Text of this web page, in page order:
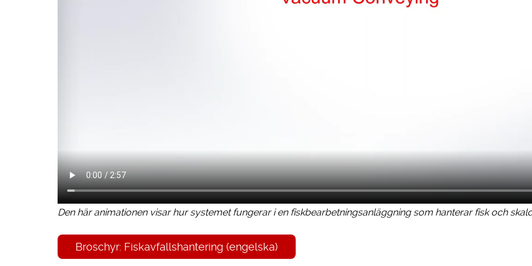
Den här animationen visar hur systemet fungerar i en fiskbearbetningsanläggning som hanterar fisk och
Broschyr: Fiskavfallshantering (engelska)